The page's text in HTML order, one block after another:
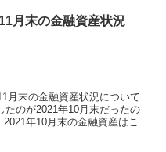
月末の金融資産状況
月末の金融資産状況について
たのが2021年10月末だったの
年10月末の金融資産はこ